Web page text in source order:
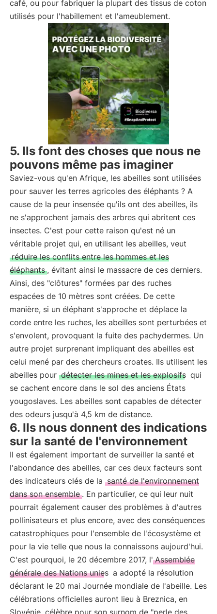
café, ou pour fabriquer la plupart des tissus de coton
utilisés pour l'habillement et l'ameublement.
5. Ils font des choses que nous ne
pouvons même pas imaginer
Saviez-vous qu'en Afrique, les abeilles sont utilisées
pour sauver les terres agricoles des éléphants ? A
cause de la peur insensée qu'ils ont des abeilles, ils
ne s'approchent jamais des arbres qui abritent ces
insectes. C'est pour cette raison qu'est né un
véritable projet qui, en utilisant les abeilles, veut
réduire les conflits entre les hommes et les
éléphants , évitant ainsi le massacre de ces derniers.
Ainsi, des "clôtures" formées par des ruches
espacées de 10 mètres sont créées. De cette
manière, si un éléphant s'approche et déplace la
corde entre les ruches, les abeilles sont perturbées et
s'envolent, provoquant la fuite des pachydermes. Un
autre projet surprenant impliquant des abeilles est
celui mené par des chercheurs croates. Ils utilisent les
abeilles pour détecter les mines et les explosifs qui
se cachent encore dans le sol des anciens États
yougoslaves. Les abeilles sont capables de détecter
des odeurs jusqu'à 4,5 km de distance.
6. Ils nous donnent des indications
sur la santé de l'environnement
Il est également important de surveiller la santé et
l'abondance des abeilles, car ces deux facteurs sont
des indicateurs clés de la santé de l'environnement
dans son ensemble . En particulier, ce qui leur nuit
pourrait également causer des problèmes à d'autres
pollinisateurs et plus encore, avec des conséquences
catastrophiques pour l'ensemble de l'écosystème et
pour la vie telle que nous la connaissons aujourd'hui.
C'est pourquoi, le 20 décembre 2017, l' Assemblée
générale des Nations unies a adopté la résolution
déclarant le 20 mai Journée mondiale de l'abeille. Les
célébrations officielles auront lieu à Breznica, en
Slovénie, célèbre pour son surnom de "perle des